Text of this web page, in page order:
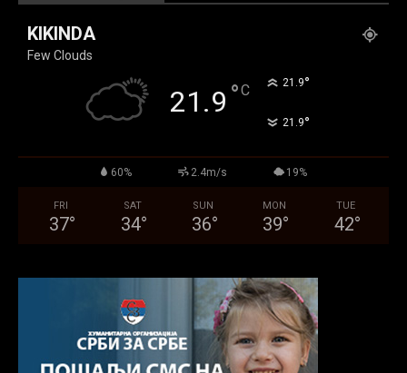
KIKINDA
Few Clouds
21.9 °C 21.9°
21.9°
60% 2.4m/s 19%
FRI
37°
SAT
34°
SUN
36°
MON
39°
TUE
42°